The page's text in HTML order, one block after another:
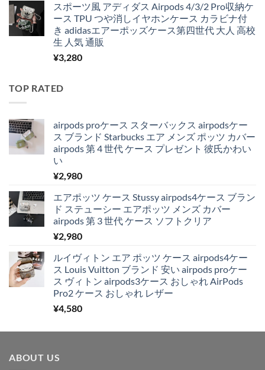
スポーツ風 アディダス Airpods 4/3/2 Pro収納ケ
ース TPU つや消しイヤホンケース カラビナ付
き adidasエアーポッズケース第四世代 大人 高校
生 人気 通販
¥3,280
TOP RATED
airpods proケース スターバックス airpodsケー
ス ブランド Starbucks エア メンズ ポッツ カバー
airpods 第 4 世代 ケース プレゼント 彼氏かわい
い
¥2,980
エアポッツ ケース Stussy airpods4ケース ブラン
ド ステューシー エアポッツ メンズ カバー
airpods 第 3 世代 ケース ソフトクリア
¥2,980
ルイヴィトン エア ポッツ ケース airpods4ケー
ス Louis Vuitton ブランド 安い airpods proケー
ス ヴィトン airpods3ケース おしゃれ AirPods
Pro2 ケース おしゃれ レザー
¥4,580
ABOUT US